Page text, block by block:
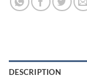
DESCRIPTION